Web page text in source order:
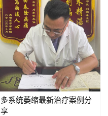
多系统萎缩最新治疗案例分
享